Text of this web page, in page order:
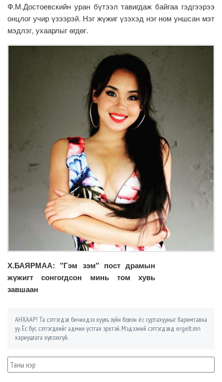
Ф.М.Достоевскийн уран бүтээл тавигдаж байгаа гэдгээрээ
онцлог учир үзээрэй. Нэг жүжиг үзэхэд нэг ном уншсан мэт
мэдлэг, ухаарлыг өгдөг.
Х.БАЯРМАА: "Гэм зэм" пост драмын
жүжигт сонгогдсон минь том хувь
завшаан
АНХААР! Та сэтгэгдэл бичихдээ хууль зүйн болон ёс суртахууныг баримтална
уу. Ёс бус сэтгэгдлийг админ устгах эрхтэй. Мэдээний сэтгэгдэлд ergelt.mn
хариуцлага хүлээхгүй.